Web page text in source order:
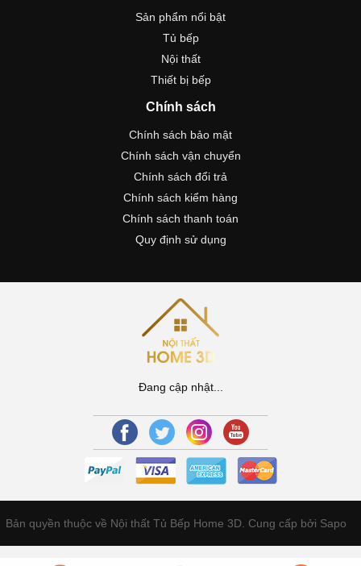
Sản phẩm nổi bật
Tủ bếp
Nội thất
Thiết bị bếp
Chính sách
Chính sách bảo mật
Chính sách vận chuyển
Chính sách đổi trả
Chính sách kiểm hàng
Chính sách thanh toán
Quy định sử dụng
Đang cập nhật...
Bản quyền thuộc về Nội thất Tủ Bếp Home 3D. Cung cấp bởi Sapo